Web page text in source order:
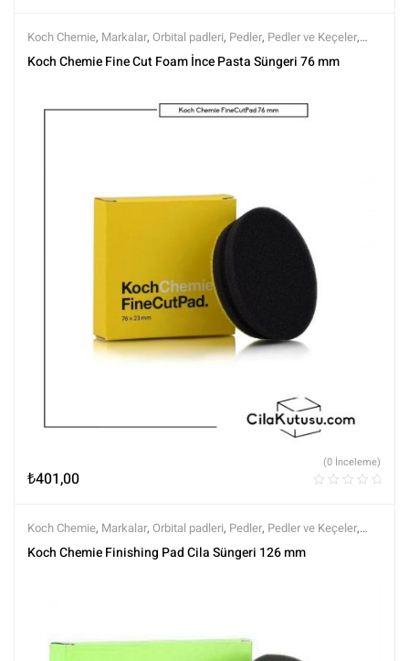
Koch Chemie, Markalar, Orbital padleri, Pedler, Pedler ve Keçeler,
Polisaj,Polisaj ve Parlatma,Tüm Ürünler,Tüm Ürünler
Koch Chemie Fine Cut Foam İnce Pasta Süngeri 76 mm
₺401,00
(0 İnceleme)
Koch Chemie, Markalar, Orbital padleri, Pedler, Pedler ve Keçeler,
Polisaj,Polisaj ve Parlatma,Tüm Ürünler,Tüm Ürünler
Koch Chemie Finishing Pad Cila Süngeri 126 mm